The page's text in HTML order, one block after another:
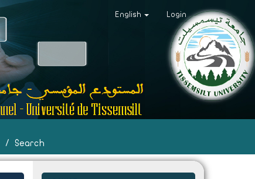
English Login
Search